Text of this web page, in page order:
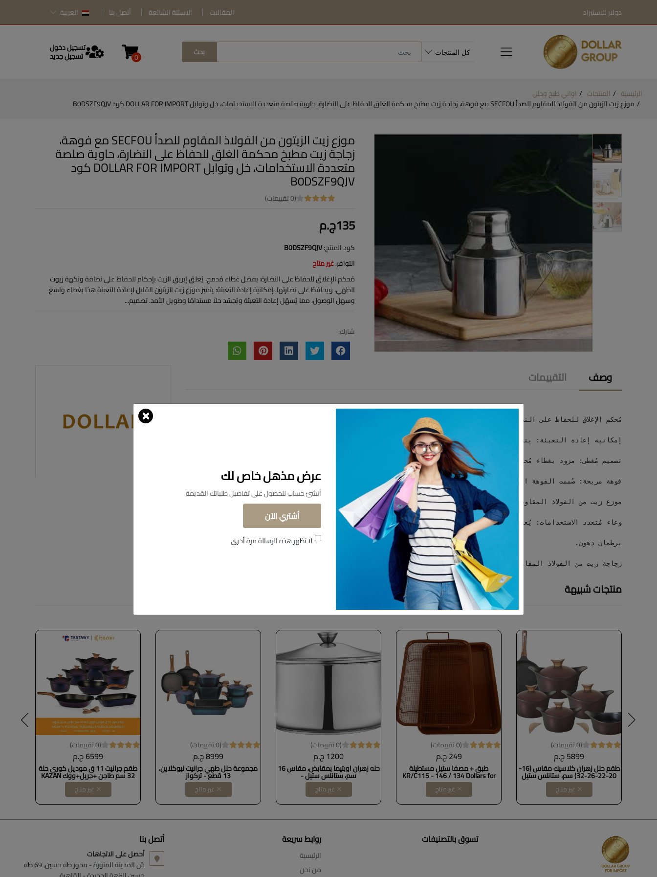
دولار للاستيراد المقالات الاسئلة الشائعة أتصل بنا العربية
بحث 0
تسجيل دخول
تسجيل جديد
الرئيسية المنتجات
اواني طبخ وحلل
موزع زيت الزيتون من الفولاذ المقاوم للصدأ SECFOU مع فوهة، زجاجة زيت مطبخ محكمة الغلق للحفاظ على النضارة، حاوية صلصة متعددة الاستخدامات، خل وتوابل DOLLAR FOR IMPORT كود B0DSZF9QJV
موزع زيت الزيتون من الفولاذ المقاوم للصدأ SECFOU مع فوهة،
زجاجة زيت مطبخ محكمة الغلق للحفاظ على النضارة، حاوية صلصة
متعددة الاستخدامات، خل وتوابل DOLLAR FOR IMPORT كود
B0DSZF9QJV
(0 تقييمات)
135ج.م
كود المنتج:B0DSZF9QJV
التوافر:غير متاح
مُحكم الإغلاق للحفاظ على النضارة: بفضل غطاء مُدمج، يُغلق إبريق الزيت بإحكام للحفاظ على نظافة ونكهة زيوت
الطهي، ويحافظ على نضارتها. إمكانية إعادة التعبئة: يتميز موزع زيت الزيتون القابل لإعادة التعبئة هذا بغطاء واسع
وسهل الوصول، مما يُسهّل إعادة التعبئة ويُجسّد حلاً مستدامًا وطويل الأمد. تصميم...
شارك:
وصف التقييمات
زجاجة زيت من الفولاذ المقاوم للصدأ.
منتجات شبيهة
(0 تقييمات)
5899 ج.م
طقم حلل زهران كلاسيك مقاس (16-
20-22-26-32) سم، ستانلس ستيل
غير متاح
(0 تقييمات)
249 ج.م
طبق + مصفا ستيل مستطيلة
KR/C115 - 146 / 134 Dollars for
import B0BG6BDL1P
غير متاح
(0 تقييمات)
1200 ج.م
حله زهران اوبتيما بمقابض، مقاس 16
سم، ستانلس ستيل -
غير متاح
(0 تقييمات)
8999 ج.م
مجموعة حلل طهي جرانيت نيوكلاين،
13 قطع - تركواز
غير متاح
(0 تقييمات)
6599 ج.م
طقم جرانيت 11 ق موديل كورى حلة
32 سم طاجن +جريل+ووك KAZAN
غير متاح
تسوق بالتصنيفات روابط سريعة
الرئيسية
من نحن
أتصل بنا
أحصل على الاتجاهات
ش المدينة المنورة - محور طه حسين, 69 طه
عرض مذهل خاص لك
أنشئ حساب للحصول على تفاصيل طلباتك القديمة
أشتري الآن
لا تظهر هذه الرسالة مرة أخرى